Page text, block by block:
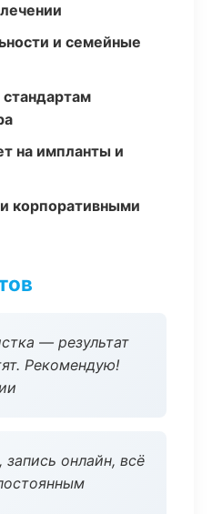
и семейные
на импланты и
корпоративными
— результат
Рекомендую!
онлайн, всё